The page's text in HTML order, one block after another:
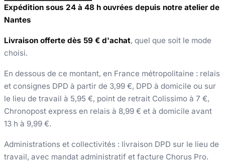
Expédition sous 24 à 48 h ouvrées depuis notre atelier de
Nantes
Livraison offerte dès 59 € d'achat, quel que soit le mode
choisi.
En dessous de ce montant, en France métropolitaine : relais
et consignes DPD à partir de 3,99 €, DPD à domicile ou sur
le lieu de travail à 5,95 €, point de retrait Colissimo à 7 €,
Chronopost express en relais à 8,99 € et à domicile avant
13 h à 9,99 €.
Administrations et collectivités : livraison DPD sur le lieu de
travail, avec mandat administratif et facture Chorus Pro.